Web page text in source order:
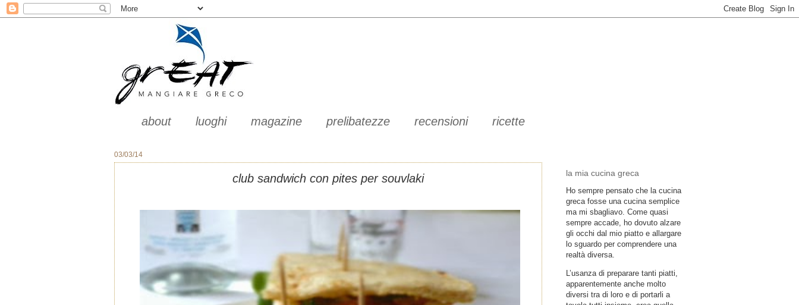
about luoghi magazine prelibatezze recensioni ricette
03/03/14
club sandwich con pites per souvlaki la mia cucina greca
Ho sempre pensato che la cucina
greca fosse una cucina semplice
ma mi sbagliavo. Come quasi
sempre accade, ho dovuto alzare
gli occhi dal mio piatto e allargare
lo sguardo per comprendere una
realtà diversa.
L’usanza di preparare tanti piatti,
apparentemente anche molto
diversi tra di loro e di portarli a